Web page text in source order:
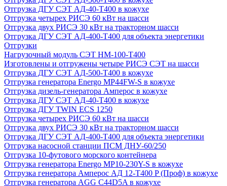
Отгрузка ДГУ СЭТ АД-40-Т400 в кожухе
Отгрузка четырех РИСЭ 60 кВт на шасси
Отгрузка двух РИСЭ 30 кВт на тракторном шасси
Отгрузка ДГУ СЭТ АД-400-Т400 для объекта энергетики
Отгрузки
Нагрузочный модуль СЭТ НМ-100-Т400
Изготовлены и отгружены четыре РИСЭ СЭТ на шасси
Отгрузка ДГУ СЭТ АД-500-Т400 в кожухе
Отгрузка генератора Energo MP44FW-S в кожухе
Отгрузка дизель-генератора Амперос в кожухе
Отгрузка ДГУ СЭТ АД-40-Т400 в кожухе
Отгрузка ДГУ TWIN ECS 1250
Отгрузка четырех РИСЭ 60 кВт на шасси
Отгрузка двух РИСЭ 30 кВт на тракторном шасси
Отгрузка ДГУ СЭТ АД-400-Т400 для объекта энергетики
Отгрузка насосной станции ПСМ ДНУ-60/250
Отгрузка 10-футового морского контейнера
Отгрузка генератора Energo MP10-230Y-S в кожухе
Отгрузка генератора Амперос АД 12-Т400 P (Проф) в кожухе
Отгрузка генератора AGG C44D5A в кожухе